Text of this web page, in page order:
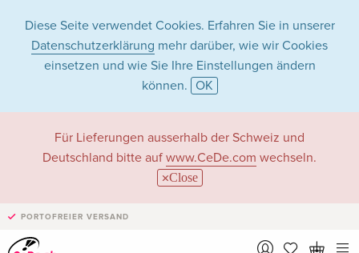
Diese Seite verwendet Cookies. Erfahren Sie in unserer
Datenschutzerklärung mehr darüber, wie wir Cookies
einsetzen und wie Sie Ihre Einstellungen ändern
können. OK
Für Lieferungen ausserhalb der Schweiz und
Deutschland bitte auf www.CeDe.com wechseln.
Close
PORTOFREIER VERSAND